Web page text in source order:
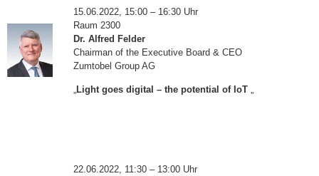
15.06.2022, 15:00 – 16:30 Uhr
Raum 2300
Dr. Alfred Felder
Chairman of the Executive Board & CEO
Zumtobel Group AG
„Light goes digital – the potential of IoT „
22.06.2022, 11:30 – 13:00 Uhr